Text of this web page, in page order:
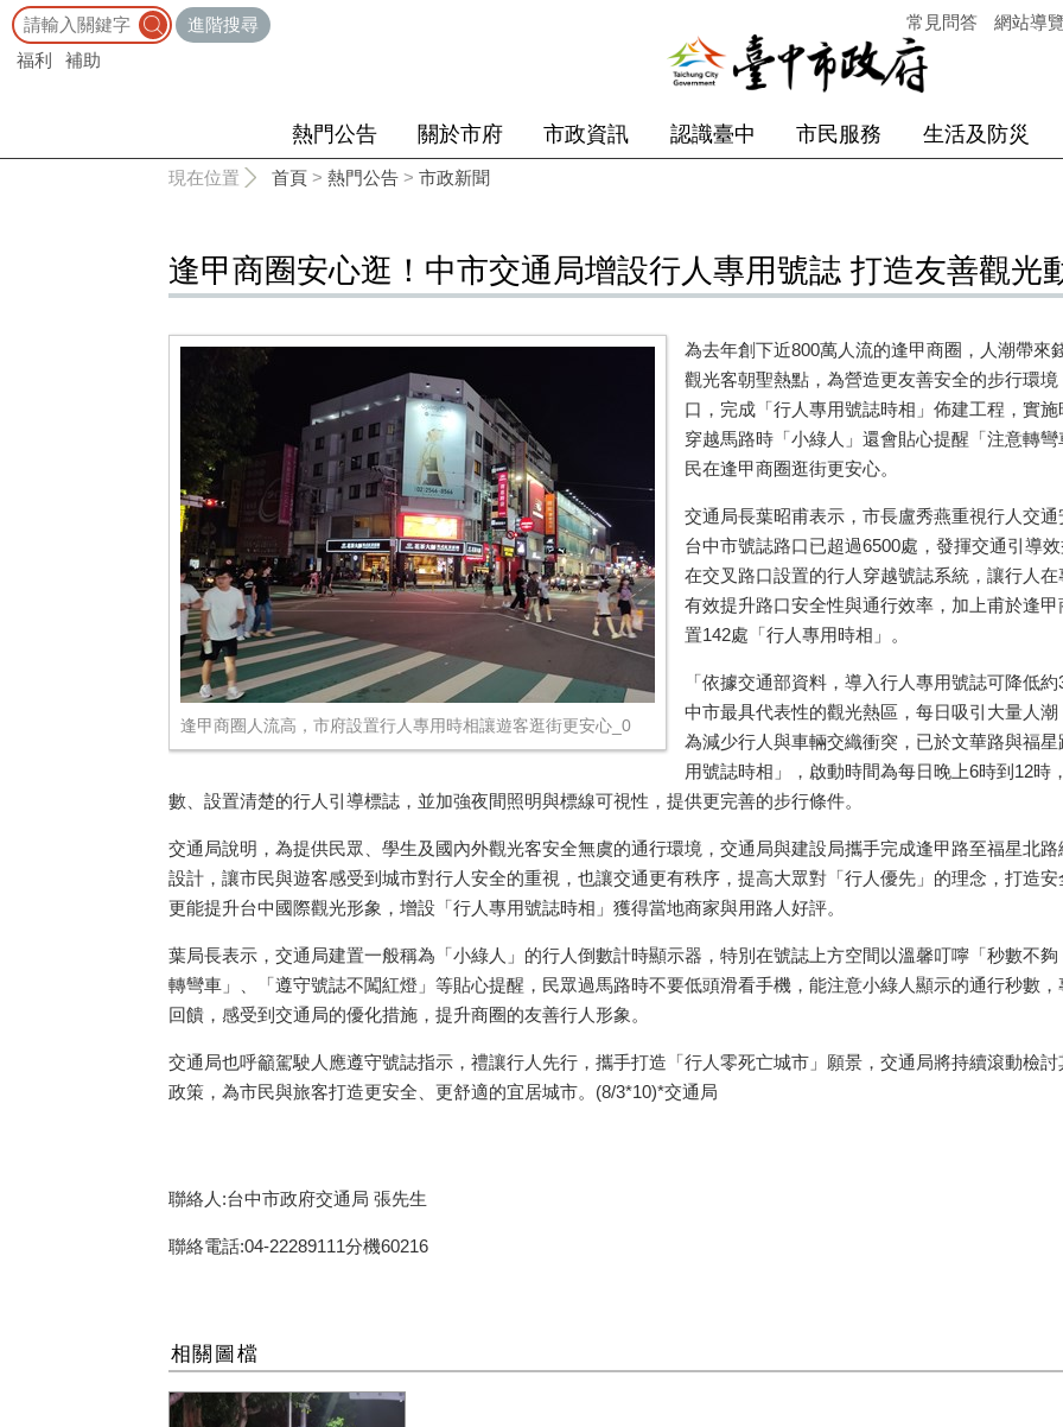
進階搜尋
福利
補助
常見問答 網站導
熱門公告 關於市府 市政資訊 認識臺中 市民服務 生活及防災
現在位置 首頁 > 熱門公告 > 市政新聞
逢甲商圈安心逛！中市交通局增設行人專用號誌 打造友善觀光
逢甲商圈人流高，市府設置行人專用時相讓遊客逛街更安心_0
為去年創下近800萬人流的逢甲商圈，人潮帶
觀光客朝聖熱點，為營造更友善安全的步行環
口，完成「行人專用號誌時相」佈建工程，實
穿越馬路時「小綠人」還會貼心提醒「注意轉
民在逢甲商圈逛街更安心。
交通局長葉昭甫表示，市長盧秀燕重視行人交
台中市號誌路口已超過6500處，發揮交通引導
在交叉路口設置的行人穿越號誌系統，讓行人
有效提升路口安全性與通行效率，加上甫於逢
置142處「行人專用時相」。
「依據交通部資料，導入行人專用號誌可降低
中市最具代表性的觀光熱區，每日吸引大量人
為減少行人與車輛交織衝突，已於文華路與福
用號誌時相」，啟動時間為每日晚上6時到12
數、設置清楚的行人引導標誌，並加強夜間照明與標線可視性，提供更完善的步行條件。
交通局說明，為提供民眾、學生及國內外觀光客安全無虞的通行環境，交通局與建設局攜手完成逢甲路至福星北
設計，讓市民與遊客感受到城市對行人安全的重視，也讓交通更有秩序，提高大眾對「行人優先」的理念，打造
更能提升台中國際觀光形象，增設「行人專用號誌時相」獲得當地商家與用路人好評。
葉局長表示，交通局建置一般稱為「小綠人」的行人倒數計時顯示器，特別在號誌上方空間以溫馨叮嚀「秒數不
轉彎車」、「遵守號誌不闖紅燈」等貼心提醒，民眾過馬路時不要低頭滑看手機，能注意小綠人顯示的通行秒數
回饋，感受到交通局的優化措施，提升商圈的友善行人形象。
交通局也呼籲駕駛人應遵守號誌指示，禮讓行人先行，攜手打造「行人零死亡城市」願景，交通局將持續滾動檢
政策，為市民與旅客打造更安全、更舒適的宜居城市。(8/3*10)*交通局
聯絡人:台中市政府交通局 張先生
聯絡電話:04-22289111分機60216
相關圖檔